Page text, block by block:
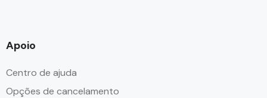
Apoio
Centro de ajuda
Opções de cancelamento